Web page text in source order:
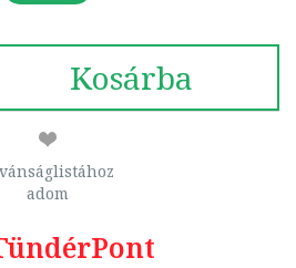
Kosárba
adom